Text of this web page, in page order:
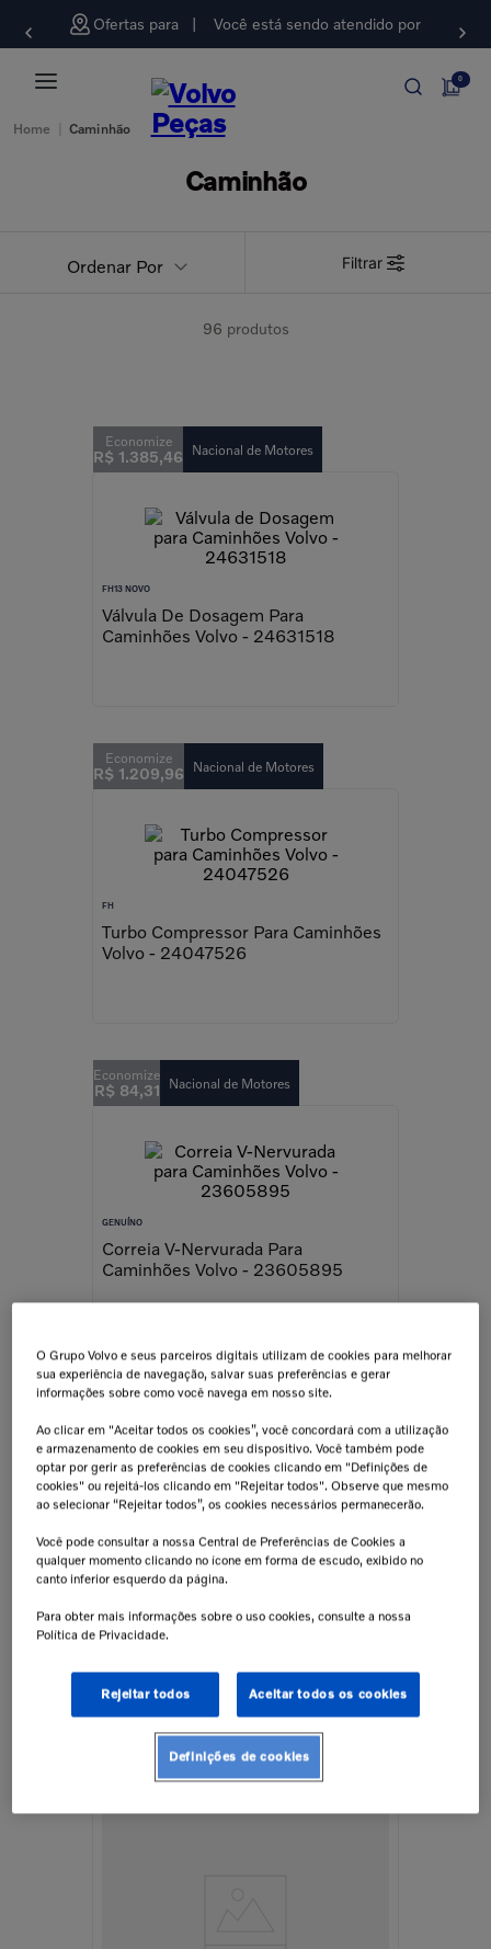
Ofertas para Você está sendo atendido por
0
Home Caminhão
Caminhão
Ordenar Por Filtrar
96 produtos
R$ 1.385,46 Nacional de Motores
FH13 NOVO
Válvula De Dosagem Para
Caminhões Volvo - 24631518
R$ 1.209,96 Nacional de Motores
FH
Turbo Compressor Para Caminhões
Volvo - 24047526
R$ 84,31 Nacional de Motores
GENUÍNO
Correia V-Nervurada Para
Caminhões Volvo - 23605895
Peças Clássicas
FH,FM,F
Junta Esférica Da Direção Para
Caminhões Volvo- 20581089
R$ 43,75 Peças Clássicas
O Grupo Volvo e seus parceiros digitais utilizam de cookies para melhorar
sua experiência de navegação, salvar suas preferências e gerar
informações sobre como você navega em nosso site.
Ao clicar em "Aceitar todos os cookies”, você concordará com a utilização
e armazenamento de cookies em seu dispositivo. Você também pode
optar por gerir as preferências de cookies clicando em "Definições de
cookies" ou rejeitá-los clicando em "Rejeitar todos". Observe que mesmo
ao selecionar “Rejeitar todos”, os cookies necessários permanecerão.
Você pode consultar a nossa Central de Preferências de Cookies a
qualquer momento clicando no ícone em forma de escudo, exibido no
canto inferior esquerdo da página.
Para obter mais informações sobre o uso cookies, consulte a nossa
Política de Privacidade.
Rejeitar todos Aceitar todos os cookies
Definições de cookies